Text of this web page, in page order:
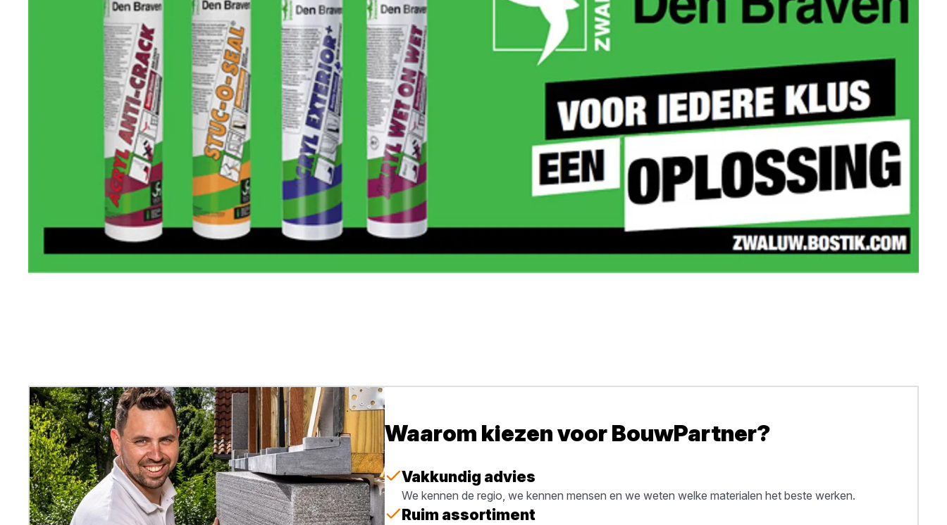
Waarom kiezen voor BouwPartner?
Vakkundig advies
We kennen de regio, we kennen mensen en we weten welke materialen het beste werken.
Ruim assortiment